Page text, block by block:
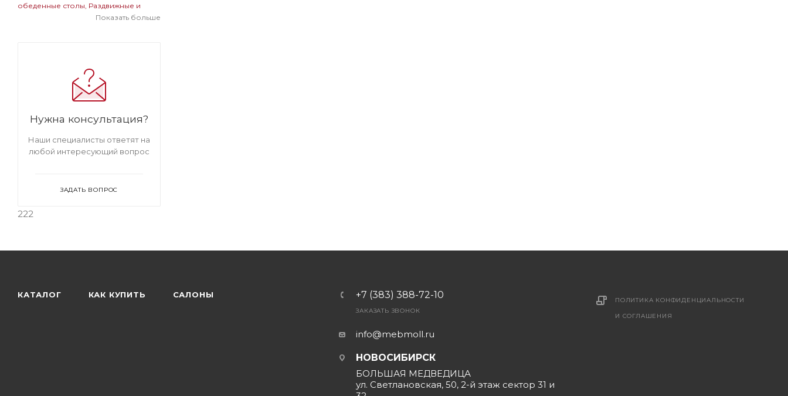
обеденные столы Раздвижные и
раскладные обеденные столы
раскладные столы Стеклянные
Стеклянные столы на
Раздвижные и
Раздвижные и раскладные столы на
Показать больше
Нужна консультация?
Наши специалисты ответят на
любой интересующий вопрос
ЗАДАТЬ ВОПРОС
222
КАТАЛОГ КАК КУПИТЬ САЛОНЫ +7 (383) 388-72-10
ЗАКАЗАТЬ ЗВОНОК
info@mebmoll.ru
НОВОСИБИРСК
БОЛЬШАЯ МЕДВЕДИЦА
ул. Светлановская, 50, 2-й этаж сектор 31 и
ПОЛИТИКА КОНФИДЕНЦИАЛЬНОСТИ
И СОГЛАШЕНИЯ